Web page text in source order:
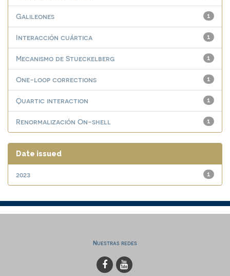
1
Galileones
1
Interacción cuártica
1
Mecanismo de Stueckelberg
1
One-loop corrections
1
Quartic interaction
1
Renormalización On-shell
Date issued
1
2023
Nuestras redes